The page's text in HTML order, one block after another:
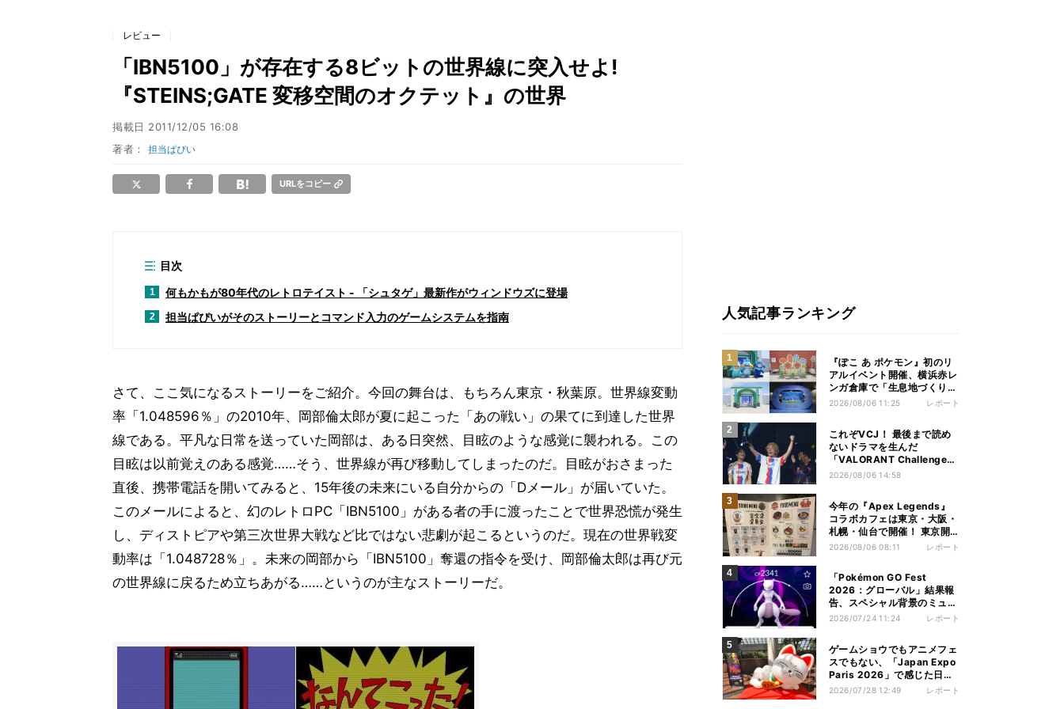
レビュー
「IBN5100」が存在する8ビットの世界線に突入せよ!
『STEINS;GATE 変移空間のオクテット』の世界
掲載日 2011/12/05 16:08
著者：担当ぱぴい
URLをコピー
目次
1 何もかもが80年代のレトロテイスト - 「シュタゲ」最新作がウィンドウズに登場
2 担当ぱぴいがそのストーリーとコマンド入力のゲームシステムを指南
さて、ここ気になるストーリーをご紹介。今回の舞台は、もちろん東京・秋葉原。世界線変動
率「1.048596％」の2010年、岡部倫太郎が夏に起こった「あの戦い」の果てに到達した世界
線である。平凡な日常を送っていた岡部は、ある日突然、目眩のような感覚に襲われる。この
目眩は以前覚えのある感覚……そう、世界線が再び移動してしまったのだ。目眩がおさまった
直後、携帯電話を開いてみると、15年後の未来にいる自分からの「Dメール」が届いていた。
このメールによると、幻のレトロPC「IBN5100」がある者の手に渡ったことで世界恐慌が発生
し、ディストピアや第三次世界大戦など比ではない悲劇が起こるというのだ。現在の世界戦変
動率は「1.048728％」。未来の岡部から「IBN5100」奪還の指令を受け、岡部倫太郎は再び元
の世界線に戻るため立ちあがる……というのが主なストーリーだ。
人気記事ランキング
『ぽこ あ ポケモン』初のリ
アルイベント開催、横浜赤レ
ンガ倉庫で「生息地づくり」
を体験してきた
2026/08/06 11:25 レポート
これぞVCJ！ 最後まで読め
ないドラマを生んだ
「VALORANT Challengers
Japan 2026」オフラインを
2026/08/06 14:58
今年の『Apex Legends』
コラボカフェは東京・大阪・
札幌・仙台で開催！ 東京開
催分を見てきた
2026/08/06 08:11 レポート
「Pokémon GO Fest
2026：グローバル」結果報
告、スペシャル背景のミュウ
ツーや色違いポケモンもゲッ
2026/07/24 11:24 レポート
ゲームショウでもアニメフェ
スでもない、「Japan Expo
Paris 2026」で感じた日本
文化の熱量
2026/07/28 12:49 レポート